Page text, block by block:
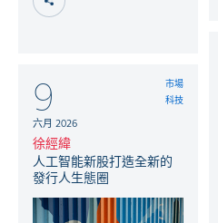
9
六月 2026
市場
科技
徐經緯
人工智能新股打造全新的
發行人生態圈